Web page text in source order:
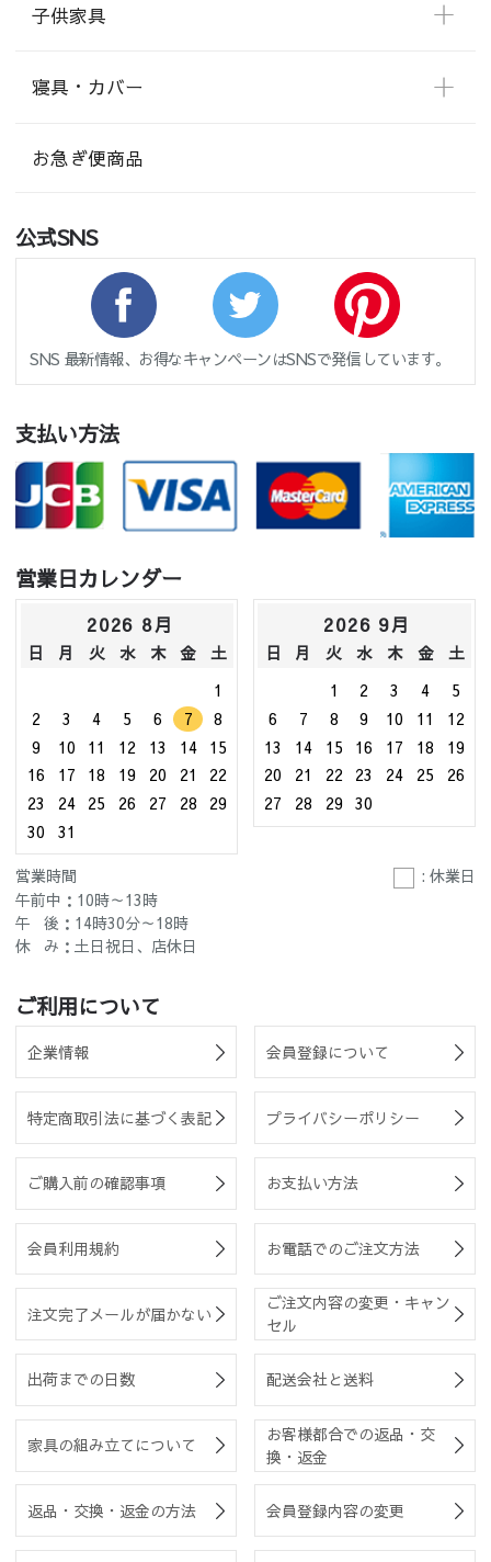
子供家具
寝具・カバー
お急ぎ便商品
公式SNS
SNS 最新情報、お得なキャンペーンはSNSで発信しています。
支払い方法
営業日カレンダー
2026 8月
日 月 火 水 木 金
土
1
2
3 4 5 6 7
8
9
10 11 12 13 14
15
16
17 18 19 20 21
22
23
24 25 26 27 28
29
30
31
2026 9月
日 月 火 水 木 金
土
1
2 3 4
5
6
7 8 9 10 11
12
13
14 15 16 17 18
19
20
21 22 23 24 25
26
27
28 29 30
営業時間
: 休業日
午前中：10時～13時
午 後：14時30分～18時
休 み：土日祝日、店休日
ご利用について
企業情報 会員登録について
特定商取引法に基づく表記 プライバシーポリシー
ご購入前の確認事項 お支払い方法
会員利用規約 お電話でのご注文方法
注文完了メールが届かない
ご注文内容の変更・キャン
セル
出荷までの日数 配送会社と送料
家具の組み立てについて
お客様都合での返品・交
換・返金
返品・交換・返金の方法 会員登録内容の変更